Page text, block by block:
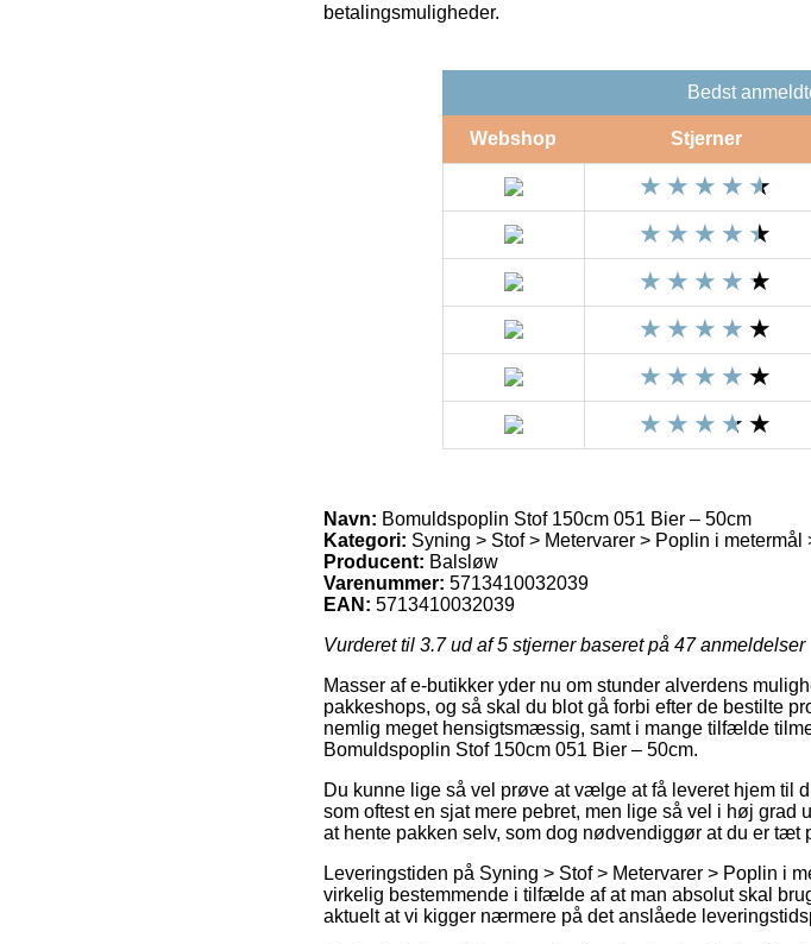
betalingsmuligheder.
Bedst
Webshop Stjerner
Navn: Bomuldspoplin Stof 150cm 051 Bier – 50cm
Kategori: Syning > Stof > Metervarer > Poplin i
Producent: Balsløw
Varenummer: 5713410032039
EAN: 5713410032039
Vurderet til 3.7ud af 5 stjerner baseret på 47anmeldelser
Masser af e-butikker yder nu om stunder alverdens
pakkeshops, og så skal du blot gå forbi efter de bestilte
nemlig meget hensigtsmæssig, samt i mange tilfælde
Bomuldspoplin Stof 150cm 051 Bier – 50cm.
Du kunne lige så vel prøve at vælge at få leveret hjem til
som oftest en sjat mere pebret, men lige så vel i høj
at hente pakken selv, som dog nødvendiggør at du er tæt
Leveringstiden på Syning > Stof > Metervarer > Poplin i
virkelig bestemmende i tilfælde af at man absolut skal
aktuelt at vi kigger nærmere på det anslåede